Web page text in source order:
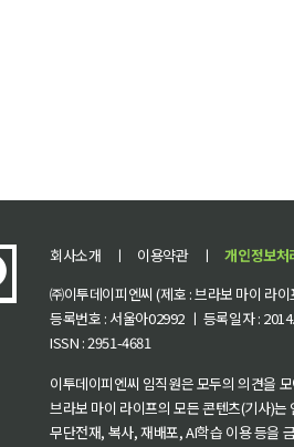
회사소개 ㅣ 이용약관 ㅣ 개인정보처
㈜이투데이피엔씨 (제호 : 브라보 마이 라
등록번호 : 서울아02992 ㅣ 등록일자 :
ISSN : 2951-4681
이투데이피엔씨 임직원은 모두의 의견을
브라보 마이 라이프의 모든 콘텐츠(기사)
무단전재, 복사, 재배포, AI학습 이용 등을